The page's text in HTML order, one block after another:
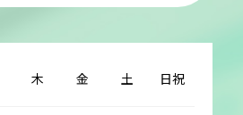
木 金 土 日祝